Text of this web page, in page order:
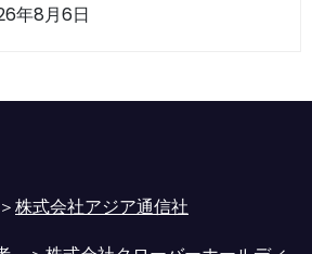
年8月6日
株式会社アジア通信社